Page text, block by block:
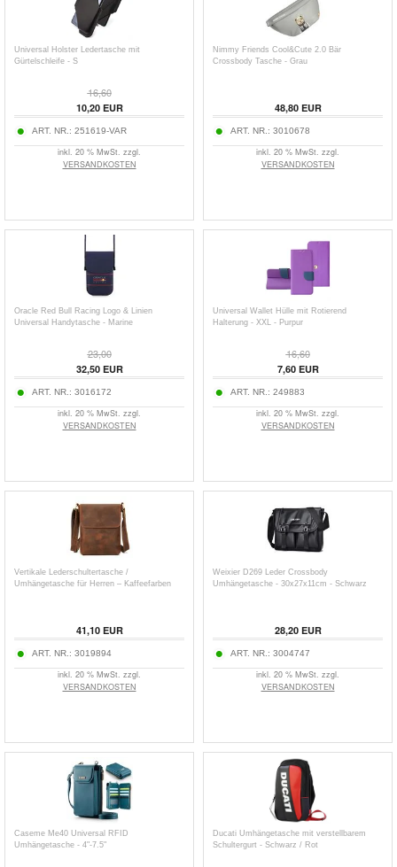
Universal Holster Ledertasche mit
Gürtelschleife - S
16,60
10,20EUR
ART. NR.: 251619-VAR
inkl. 20 % MwSt. zzgl.
VERSANDKOSTEN
Nimmy Friends Cool&Cute 2.0 Bär
Crossbody Tasche - Grau
48,80EUR
ART. NR.: 3010678
inkl. 20 % MwSt. zzgl.
VERSANDKOSTEN
Oracle Red Bull Racing Logo & Linien
Universal Handytasche - Marine
23,00
32,50EUR
ART. NR.: 3016172
inkl. 20 % MwSt. zzgl.
VERSANDKOSTEN
Universal Wallet Hülle mit Rotierend
Halterung - XXL - Purpur
16,60
7,60EUR
ART. NR.: 249883
inkl. 20 % MwSt. zzgl.
VERSANDKOSTEN
Vertikale Lederschultertasche /
Umhängetasche für Herren – Kaffeefarben
41,10EUR
ART. NR.: 3019894
inkl. 20 % MwSt. zzgl.
VERSANDKOSTEN
Weixier D269 Leder Crossbody
Umhängetasche - 30x27x11cm - Schwarz
28,20EUR
ART. NR.: 3004747
inkl. 20 % MwSt. zzgl.
VERSANDKOSTEN
Caseme Me40 Universal RFID
Umhängetasche - 4"-7.5"
Ducati Umhängetasche mit verstellbarem
Schultergurt - Schwarz / Rot